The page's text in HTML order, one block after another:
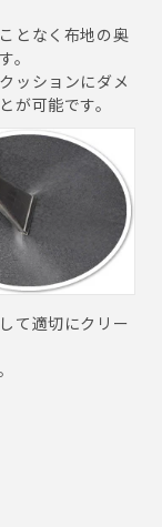
となく布地の奥
。
ッションにダメ
が可能です。
て適切にクリー